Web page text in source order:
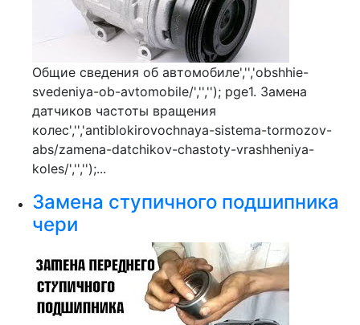
Общие сведения об автомобиле','','obshhie-
svedeniya-ob-avtomobile/','',''); pge1. Замена
датчиков частоты вращения
колес','','antiblokirovochnaya-sistema-tormozov-
abs/zamena-datchikov-chastoty-vrashheniya-
koles/','','');...
Замена ступичного подшипника
чери